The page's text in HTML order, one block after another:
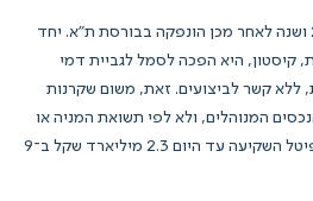
ג'נריישן קפיטל הוקמה ב־2018 ושנה לאחר מכן הונפקה בבורסת ת"א. יחד
קיסטון, היא הפכה לסמל לגביית דמי
ללא קשר לביצועים. זאת, משום שקרנות
המנוהלים, ולא לפי תשואת המניה או
התוצאות הכספיות. ג'נריישן קפיטל השקיעה עד היום 2.3 מיליארד שקל ב־9